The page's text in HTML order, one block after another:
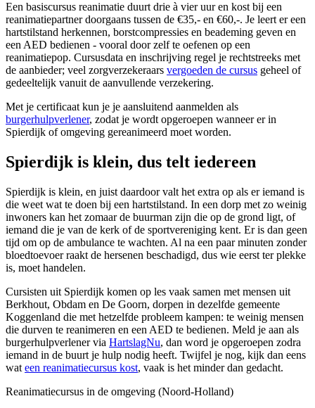
Een basiscursus reanimatie duurt drie à vier uur en kost bij een
reanimatiepartner doorgaans tussen de €35,- en €60,-. Je leert er een
hartstilstand herkennen, borstcompressies en beademing geven en
een AED bedienen - vooral door zelf te oefenen op een
reanimatiepop. Cursusdata en inschrijving regel je rechtstreeks met
de aanbieder; veel zorgverzekeraars vergoeden de cursus geheel of
gedeeltelijk vanuit de aanvullende verzekering.
Met je certificaat kun je je aansluitend aanmelden als
burgerhulpverlener, zodat je wordt opgeroepen wanneer er in
Spierdijk of omgeving gereanimeerd moet worden.
Spierdijk is klein, dus telt iedereen
Spierdijk is klein, en juist daardoor valt het extra op als er iemand is
die weet wat te doen bij een hartstilstand. In een dorp met zo weinig
inwoners kan het zomaar de buurman zijn die op de grond ligt, of
iemand die je van de kerk of de sportvereniging kent. Er is dan geen
tijd om op de ambulance te wachten. Al na een paar minuten zonder
bloedtoevoer raakt de hersenen beschadigd, dus wie eerst ter plekke
is, moet handelen.
Cursisten uit Spierdijk komen op les vaak samen met mensen uit
Berkhout, Obdam en De Goorn, dorpen in dezelfde gemeente
Koggenland die met hetzelfde probleem kampen: te weinig mensen
die durven te reanimeren en een AED te bedienen. Meld je aan als
burgerhulpverlener via HartslagNu, dan word je opgeroepen zodra
iemand in de buurt je hulp nodig heeft. Twijfel je nog, kijk dan eens
wat een reanimatiecursus kost, vaak is het minder dan gedacht.
Reanimatiecursus in de omgeving (Noord-Holland)